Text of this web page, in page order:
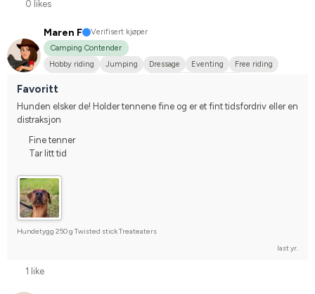
0 likes
Maren F
Verifisert kjøper
Camping Contender
Hobby riding
Jumping Dressage Eventing
Free riding
Fjordhäst
Norlandshäst Annan häst
Islandshäst
Favoritt
Hunden elsker de! Holder tennene fine og er et fint tidsfordriv eller en
distraksjon
Fine tenner
Tar litt tid
Hundetygg 250 g Twisted stick Treateaters
last yr.
1 like